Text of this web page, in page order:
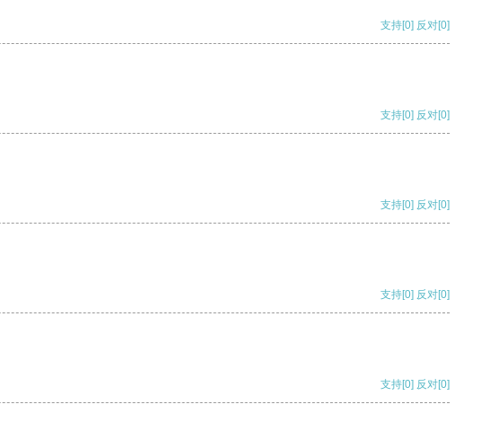
支持[0] 反对[0]
支持[0] 反对[0]
支持[0] 反对[0]
支持[0] 反对[0]
支持[0] 反对[0]